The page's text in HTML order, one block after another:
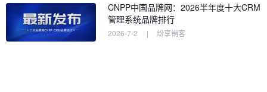
CNPP中国品牌网：2026半年度十大CRM
管理系统品牌排行
2026-7-2 | 纷享销客